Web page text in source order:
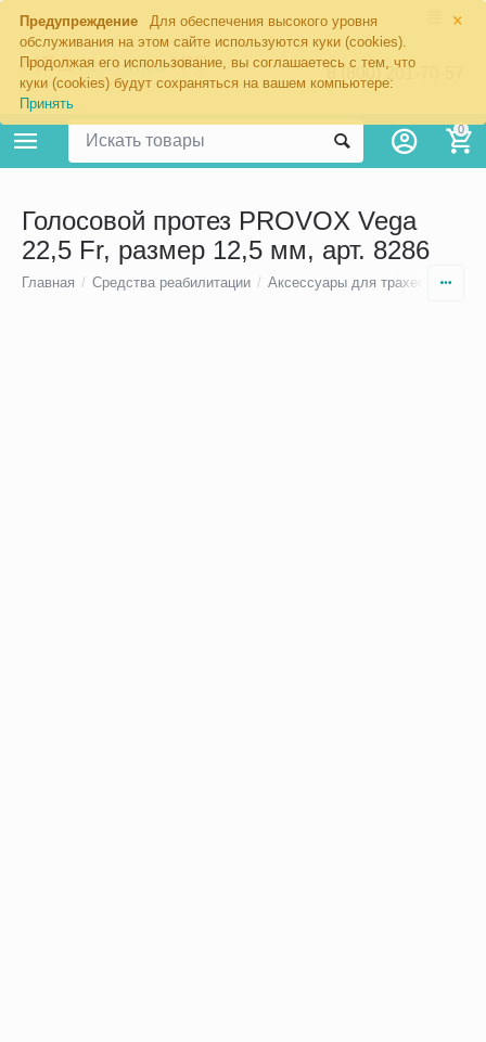
×
Предупреждение
Для обеспечения высокого уровня
обслуживания на этом сайте используются куки (cookies).
Продолжая его использование, вы соглашаетесь с тем, что
куки (cookies) будут сохраняться на вашем компьютере:
Принять
8 (800) 201-70-57
0
Голосовой протез PROVOX Vega
22,5 Fr, размер 12,5 мм, арт. 8286
Главная / Средства реабилитации / Аксессуары для трахеостомы